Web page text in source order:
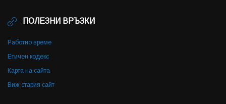
ПОЛЕЗНИ ВРЪЗКИ
Работно време
Етичен кодекс
Карта на сайта
Виж стария сайт